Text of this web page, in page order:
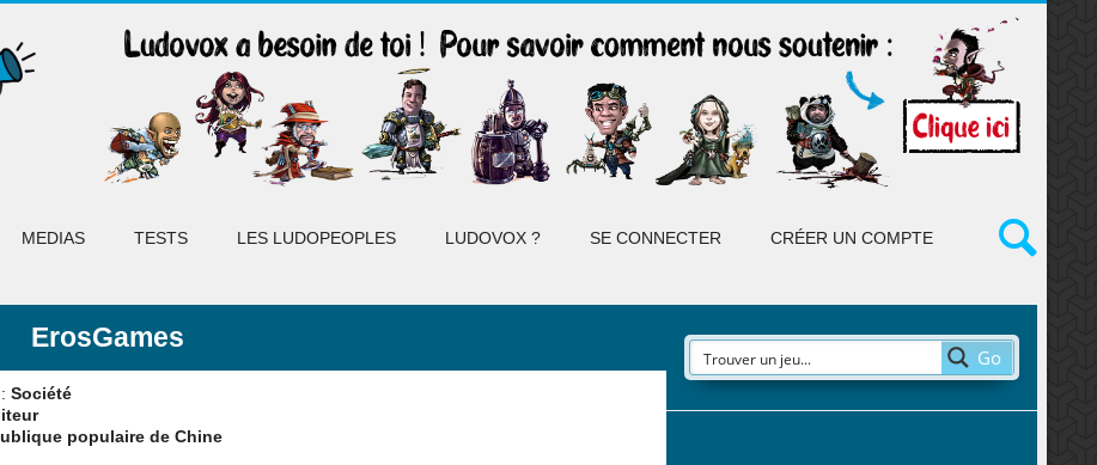
MEDIAS TESTS LES LUDOPEOPLES LUDOVOX ? SE CONNECTER CRÉER UN COMPTE
ErosGames
Société
populaire de Chine
Go